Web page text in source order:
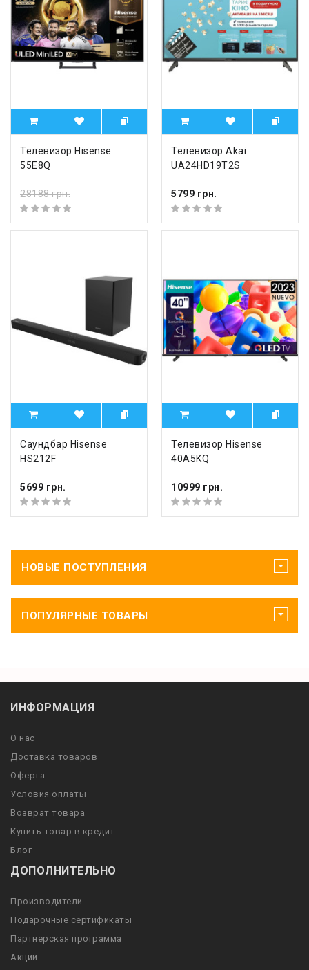
Телевизор Hisense
55E8Q
28188 грн.
Телевизор Akai
UA24HD19T2S
5799 грн.
Саундбар Hisense
HS212F
5699 грн.
Телевизор Hisense
40A5KQ
10999 грн.
НОВЫЕ ПОСТУПЛЕНИЯ
ПОПУЛЯРНЫЕ ТОВАРЫ
ИНФОРМАЦИЯ
О нас
Доставка товаров
Оферта
Условия оплаты
Возврат товара
Купить товар в кредит
Блог
ДОПОЛНИТЕЛЬНО
Производители
Подарочные сертификаты
Партнерская программа
Акции